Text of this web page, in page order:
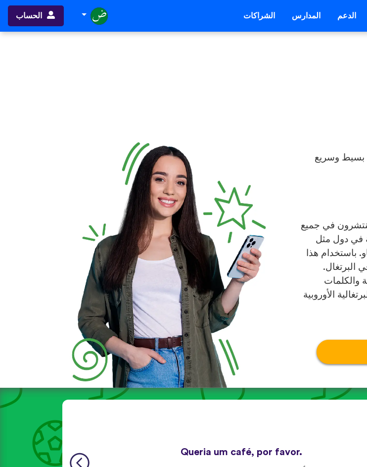
الدعم المدارس الشراكات الحساب
بسيط وسريع
حوالي 200 مليون شخص، منتشرون في جميع
في دول مثل
باستخدام هذا
البرتغال.
والكلمات
الأوروبية
Queria um café, por favor.